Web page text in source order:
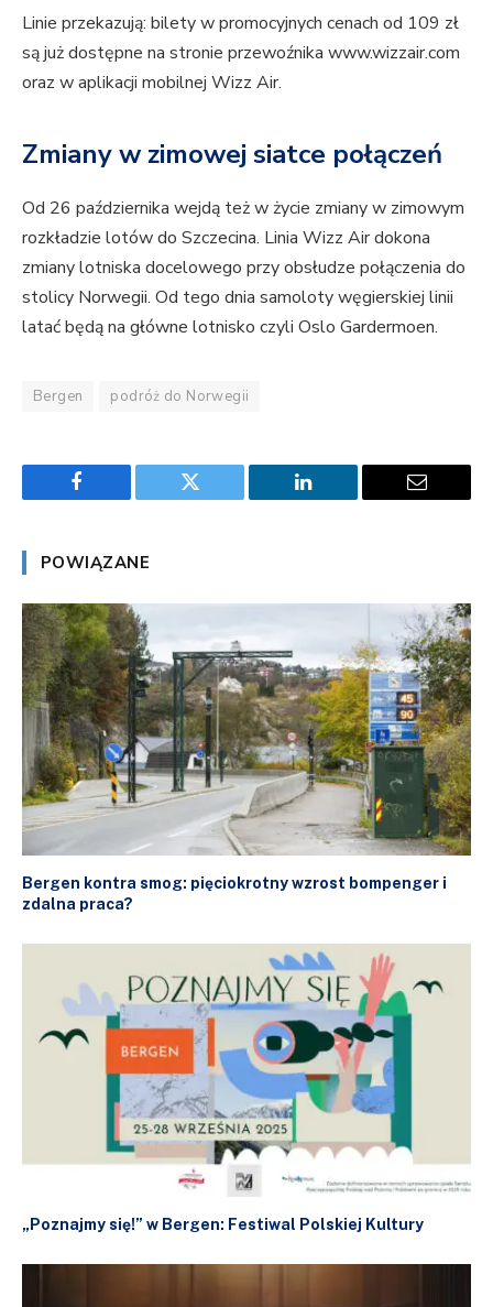
Linie przekazują: bilety w promocyjnych cenach od 109 zł
są już dostępne na stronie przewoźnika www.wizzair.com
oraz w aplikacji mobilnej Wizz Air.
Zmiany w zimowej siatce połączeń
Od 26 października wejdą też w życie zmiany w zimowym
rozkładzie lotów do Szczecina. Linia Wizz Air dokona
zmiany lotniska docelowego przy obsłudze połączenia do
stolicy Norwegii. Od tego dnia samoloty węgierskiej linii
latać będą na główne lotnisko czyli Oslo Gardermoen.
Bergen podróż do Norwegii
Facebook Twitter LinkedIn Email
POWIĄZANE
Bergen kontra smog: pięciokrotny wzrost bompenger i
zdalna praca?
„Poznajmy się!” w Bergen: Festiwal Polskiej Kultury